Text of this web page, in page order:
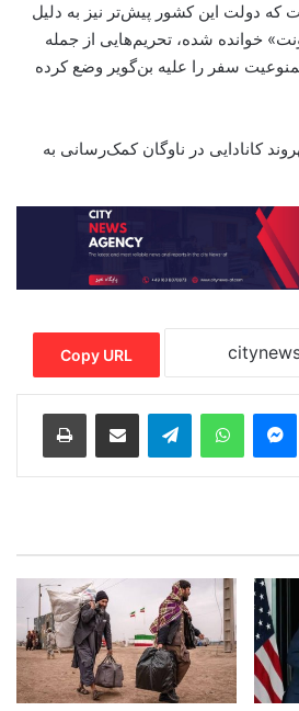
که دولت این کشور پیش‌تر نیز به دلیل
خوانده شده، تحریم‌هایی از جمله
سفر را علیه بن‌گویر وضع کرده
گزارش‌ها، ۱۱ شهروند کانادایی در ناوگان کمک‌رسانی به
Copy URL
Messenger
WhatsApp
Telegram
Share via Email
Print